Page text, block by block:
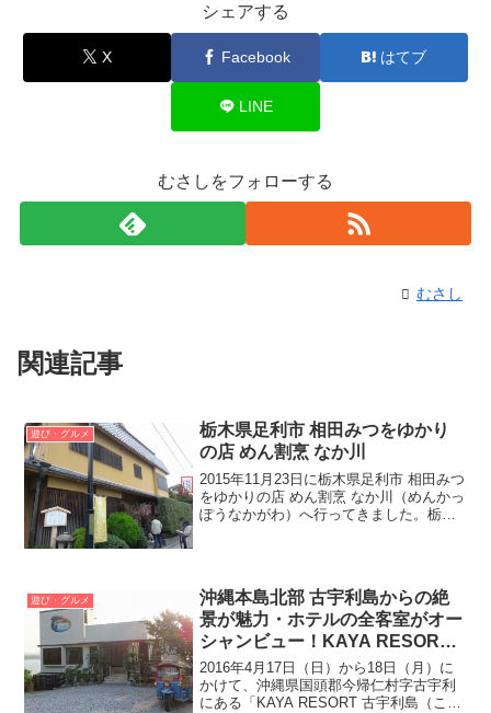
シェアする
X Facebook はてブ
LINE
むさしをフォローする
むさし
関連記事
遊び・グルメ
栃木県足利市 相田みつをゆかり
の店 めん割烹 なか川
2015年11月23日に栃木県足利市 相田みつ
をゆかりの店 めん割烹 なか川（めんかっ
ぽうなかがわ）へ行ってきました。栃木
遊び・グルメ
沖縄本島北部 古宇利島からの絶
景が魅力・ホテルの全客室がオー
シャンビュー！KAYA RESORT
古宇利島（カヤ リゾート こうり
じま）
2016年4月17日（日）から18日（月）に
かけて、沖縄県国頭郡今帰仁村字古宇利
にある「KAYA RESORT 古宇利島（こう